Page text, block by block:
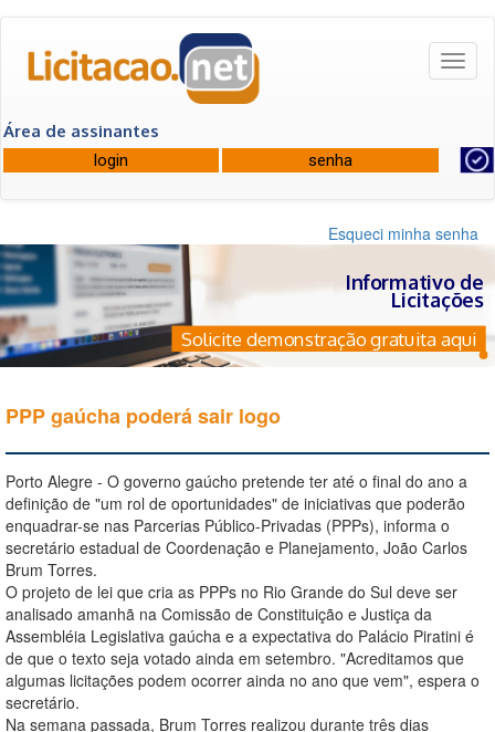
Área de assinantes
Esqueci minha senha
Informativo de
Licitações
Solicite demonstração gratuita aqui
PPP gaúcha poderá sair logo
Porto Alegre - O governo gaúcho pretende ter até o final do ano a
definição de "um rol de oportunidades" de iniciativas que poderão
enquadrar-se nas Parcerias Público-Privadas (PPPs), informa o
secretário estadual de Coordenação e Planejamento, João Carlos
Brum Torres.
O projeto de lei que cria as PPPs no Rio Grande do Sul deve ser
analisado amanhã na Comissão de Constituição e Justiça da
Assembléia Legislativa gaúcha e a expectativa do Palácio Piratini é
de que o texto seja votado ainda em setembro. "Acreditamos que
algumas licitações podem ocorrer ainda no ano que vem", espera o
secretário.
Na semana passada, Brum Torres realizou durante três dias